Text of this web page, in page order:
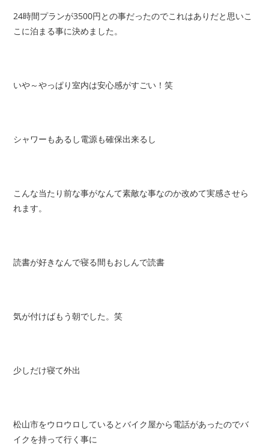
24時間プランが3500円との事だったのでこれはありだと思いこ
こに泊まる事に決めました。
いや～やっぱり室内は安心感がすごい！笑
シャワーもあるし電源も確保出来るし
こんな当たり前な事がなんて素敵な事なのか改めて実感させら
れます。
読書が好きなんで寝る間もおしんで読書
気が付けばもう朝でした。笑
少しだけ寝て外出
松山市をウロウロしているとバイク屋から電話があったのでバ
イクを持って行く事に